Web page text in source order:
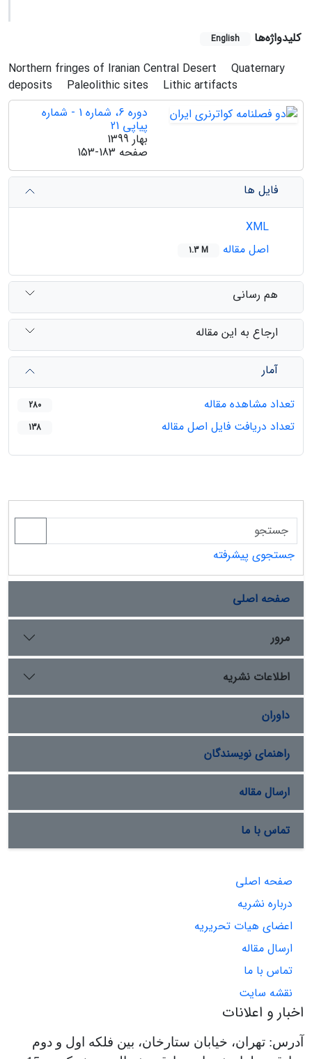
کلیدواژه‌ها English
Northern fringes of Iranian Central Desert
Quaternary
deposits
Paleolithic sites
Lithic artifacts
دوره 6، شماره 1 - شماره
پیاپی 21
بهار 1399
صفحه 153-183
فایل ها
اصل مقاله
1.3 M
هم رسانی
ارجاع به این مقاله
آمار
تعداد مشاهده مقاله
280
تعداد دریافت فایل اصل مقاله 138
جستجوی پیشرفته
صفحه اصلی
مرور
اطلاعات نشریه
داوران
راهنمای نویسندگان
ارسال مقاله
تماس با ما
صفحه اصلی
درباره نشریه
اعضای هیات تحریریه
ارسال مقاله
تماس با ما
نقشه سایت
اخبار و اعلانات
آدرس: تهران، خیابان ستارخان، بین فلکه اول و دوم